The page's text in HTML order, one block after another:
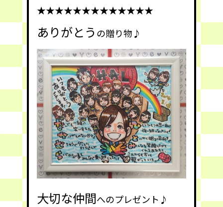
★★★★★★★★★★★★★
ありがとう の贈り物♪
大切な仲間へのプレゼント♪